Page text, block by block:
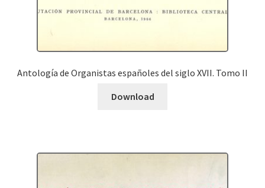
Antología de Organistas españoles del siglo XVII. Tomo II
Download